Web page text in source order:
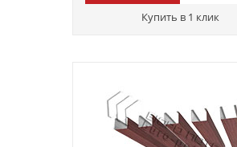
Купить в 1 клик